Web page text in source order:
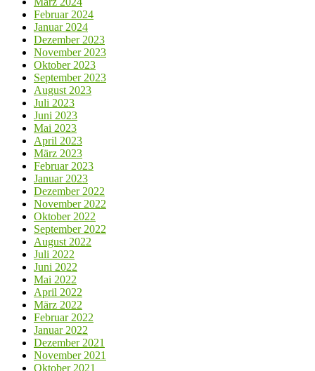
Februar 2024
Januar 2024
Dezember 2023
November 2023
Oktober 2023
September 2023
August 2023
Juli 2023
Juni 2023
Mai 2023
April 2023
März 2023
Februar 2023
Januar 2023
Dezember 2022
November 2022
Oktober 2022
September 2022
August 2022
Juli 2022
Juni 2022
Mai 2022
April 2022
März 2022
Februar 2022
Januar 2022
Dezember 2021
November 2021
Oktober 2021